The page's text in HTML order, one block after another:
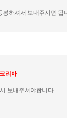
봉하셔서 보내주시면 됩
리아
보내주셔야합니다.